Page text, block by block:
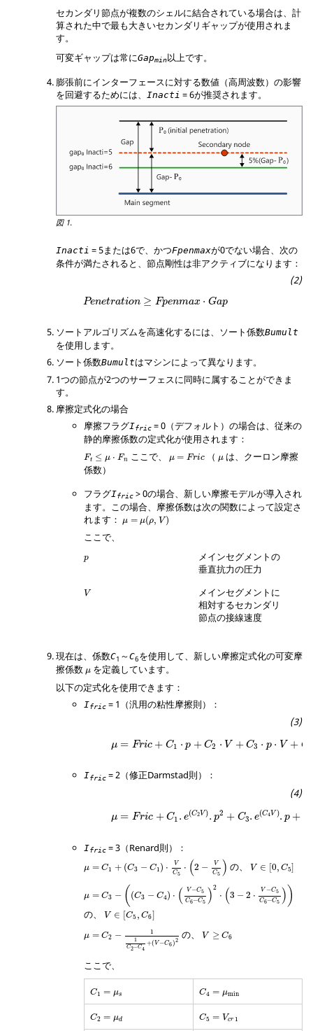
セカンダリ節点が複数のシェルに結合されている場合は、計
算された中で最も大きいセカンダリギャップが使用されま
す。
可変ギャップは常にGapmin以上です。
膨張前にインターフェースに対する数値（高周波数）の影響
を回避するためには、
Inacti =6が推奨されます。
図 1.
Inacti =5または6で、かつFpenmaxが0でない場合、次の
条件が満たされると、節点剛性は非アクティブになります：
Penetration ≥ Fpenmax ⋅ Gap
Penetration≥ Fpenmax Gap
ソートアルゴリズムを高速化するには、ソート係数Bumult
を使用します。
ソート係数Bumultはマシンによって異なります。
1つの節点が2つのサーフェスに同時に属することができま
す。
摩擦定式化の場合
摩擦フラグIfric =0 （デフォルト）の場合は、従来の
静的摩擦係数の定式化が使用されます：
Ft ≤ μ ⋅ Fn
Ft μ ここで、 μ = Fric
Fric （ μ
μ は、クーロン摩擦
係数）
フラグIfric >0の場合、新しい摩擦モデルが導入され
ます。この場合、摩擦係数は次の関数によって設定さ
れます：
μ = μ(ρ, V)
μ( ρ ,V
ここで、
p
p
メインセグメントの
垂直抗力の圧力
V
V
メインセグメントに
相対するセカンダリ
節点の接線速度
現在は、係数C1 ～C6を使用して、新しい摩擦定式化の可変摩
擦係数 μ
μ を定義しています。
以下の定式化を使用できます：
Ifric = 1 （汎用の粘性摩擦則）：
μ = Fric + C1 ⋅ p + C2 ⋅ V + C3 ⋅ p ⋅ V + C
Fric + 1 p+ V +C ⋅p V +C +C 5
Ifric =2 （修正Darmstad則）：
μ = Fric + C1 . e(C2V ). p2 + C3. e(C4V ). p +
ric + e( V).p + e( 4V).p
Ifric =3 （Renard則）：
μ = C1 + (C3 − C1) ⋅
V
C5
⋅ (2 −
V
C5 )
−V 5
の、 V ∈ [0, C5]
V∈[ 0,C 5]
μ = C3 − ( (C3 − C4) ⋅ ( V−C5
C6−C5 )2
⋅ (3 − 2 ⋅ V−C5
C6−C5 ) )
− 6 −C 5) 2 (3 ⋅ 6− C )
の、 V ∈ [C5, C6]
V∈[ C5, 6]
μ = C2 − 1
1
C2−C4
+( V−C6)2
+( の、V ≥ C6
V≥C 6
ここで、
C1 = μs
C1 C4 = μmin
C4
C2 = μd
C2 C5 = Vcr 1
C5 cr1